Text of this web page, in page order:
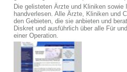
Die gelisteten Ärzte und Kliniken sowie
handverlesen. Alle Ärzte, Kliniken und
den Gebieten, die sie anbieten und
Diskret und ausführlich über alle Für
einer Operation.